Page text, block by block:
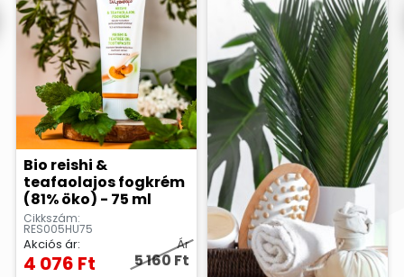
Bio reishi &
teafaolajos fogkrém
(81% öko) - 75 ml
Cikkszám:
RES005HU75
Akciós ár:
4 076 Ft
Ár
5 160 Ft